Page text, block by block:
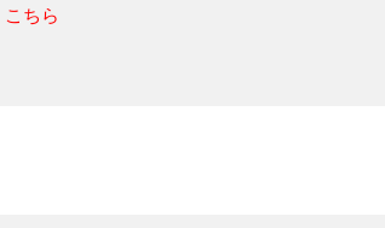
こちら